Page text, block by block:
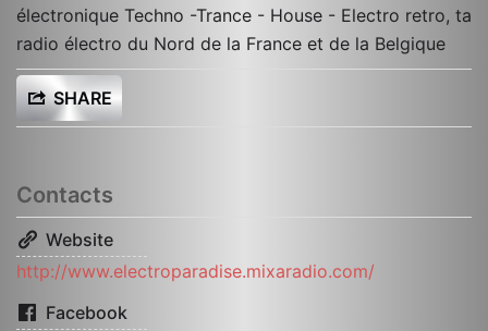
électronique Techno -Trance - House - Electro retro, ta
radio électro du Nord de la France et de la Belgique
SHARE
Contacts
Website
http://www.electroparadise.mixaradio.com/
Facebook